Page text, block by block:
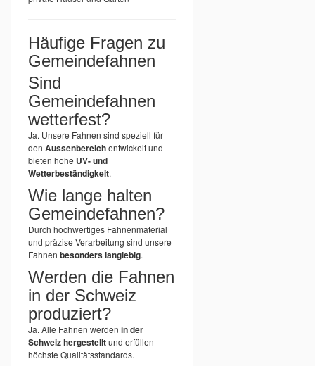
Häufige Fragen zu
Gemeindefahnen
Sind
Gemeindefahnen
wetterfest?
Ja. Unsere Fahnen sind speziell für
den Aussenbereichentwickelt und
bieten hohe UV- und
Wetterbeständigkeit.
Wie lange halten
Gemeindefahnen?
Durch hochwertiges Fahnenmaterial
und präzise Verarbeitung sind unsere
Fahnen besonders langlebig.
Werden die Fahnen
in der Schweiz
produziert?
Ja. Alle Fahnen werden in der
Schweiz hergestelltund erfüllen
höchste Qualitätsstandards.